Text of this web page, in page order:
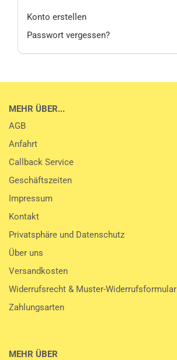
Konto erstellen
Passwort vergessen?
MEHR ÜBER...
AGB
Anfahrt
Callback Service
Geschäftszeiten
Impressum
Kontakt
Privatsphäre und Datenschutz
Über uns
Versandkosten
Widerrufsrecht & Muster-Widerrufsformular
Zahlungsarten
MEHR ÜBER